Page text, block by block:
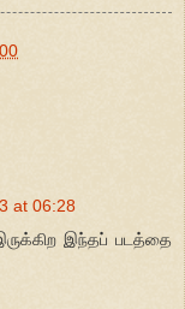
at 06:28
இந்தப் படத்தை